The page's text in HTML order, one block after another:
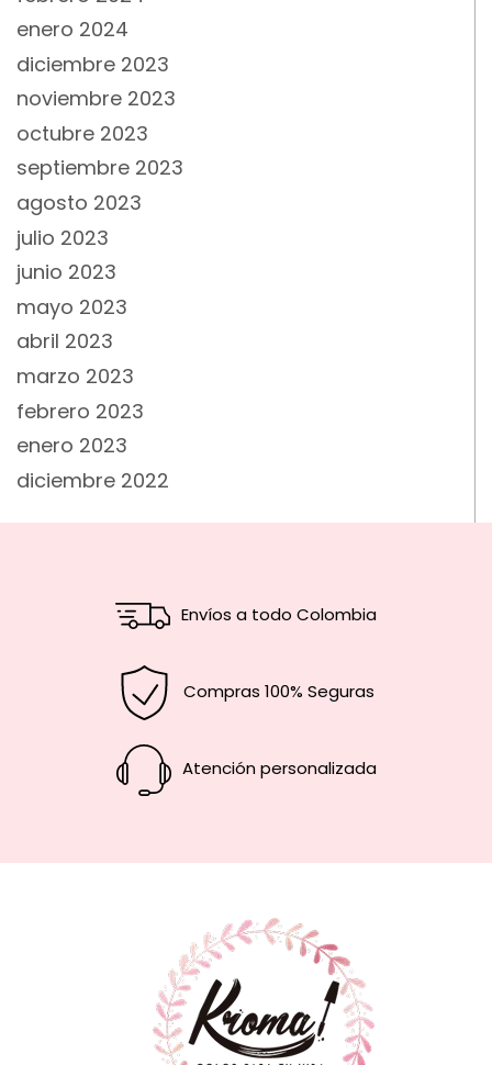
enero 2024
diciembre 2023
noviembre 2023
octubre 2023
septiembre 2023
agosto 2023
julio 2023
junio 2023
mayo 2023
abril 2023
marzo 2023
febrero 2023
enero 2023
diciembre 2022
Envíos a todo Colombia
Compras 100% Seguras
Atención personalizada